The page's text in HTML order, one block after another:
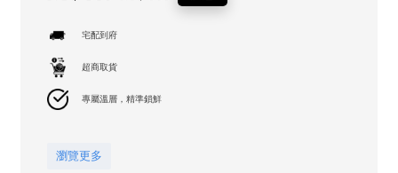
宅配到府
超商取貨
專屬溫層，精準鎖鮮
瀏覽更多